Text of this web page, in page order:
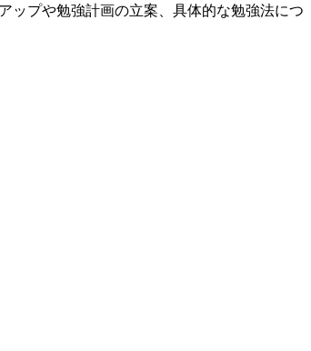
ップや勉強計画の立案、具体的な勉強法につ